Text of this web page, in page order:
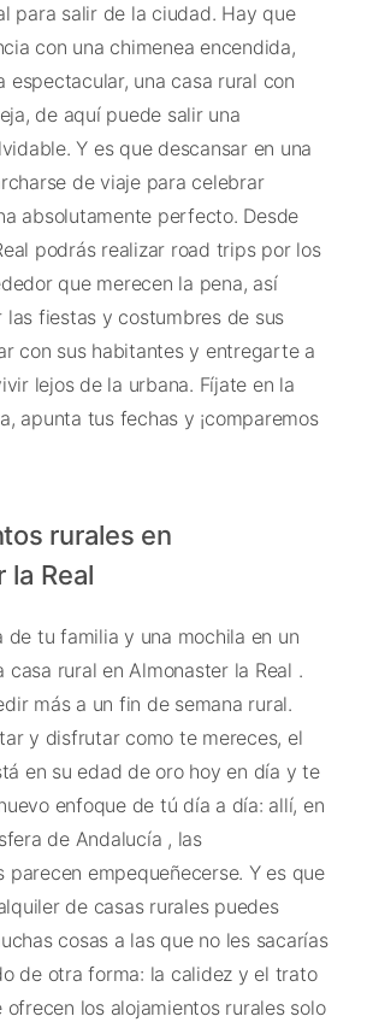
para salir de la ciudad. Hay que
con una chimenea encendida,
espectacular, una casa rural con
de aquí puede salir una
Y es que descansar en una
de viaje para celebrar
absolutamente perfecto. Desde
podrás realizar road trips por los
que merecen la pena, así
las fiestas y costumbres de sus
con sus habitantes y entregarte a
lejos de la urbana. Fíjate en la
apunta tus fechas y ¡comparemos
rurales en
la Real
de tu familia y una mochila en un
casa rural en Almonaster la Real .
más a un fin de semana rural.
y disfrutar como te mereces, el
en su edad de oro hoy en día y te
enfoque de tú día a día: allí, en
de Andalucía , las
parecen empequeñecerse. Y es que
de casas rurales puedes
cosas a las que no les sacarías
de otra forma: la calidez y el trato
ofrecen los alojamientos rurales solo